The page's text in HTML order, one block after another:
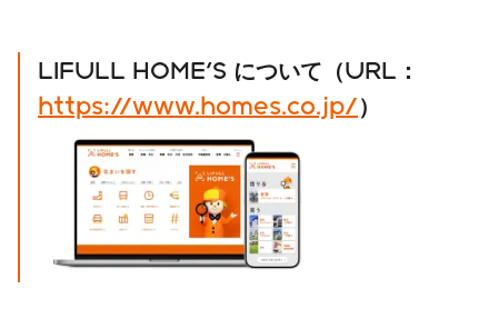
LIFULL HOME'S について（URL ：
https://www.homes.co.jp/）